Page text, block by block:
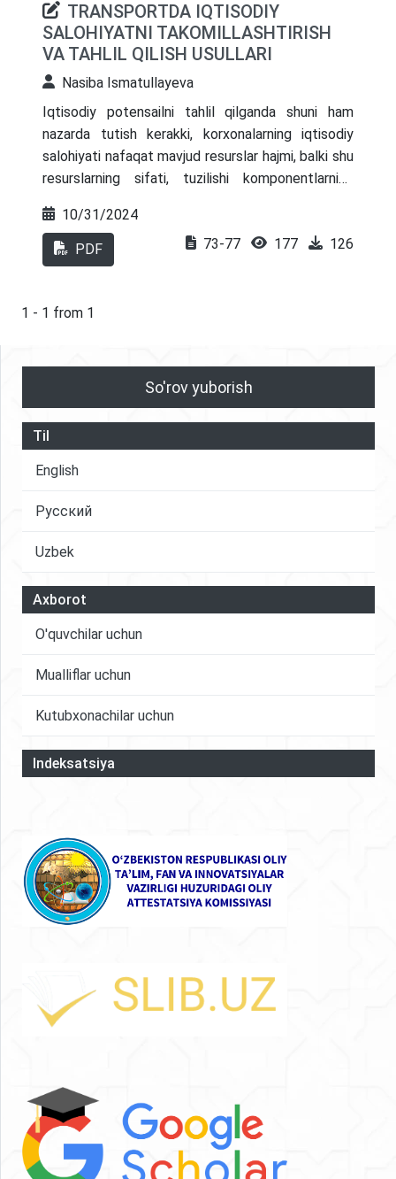
TRANSPORTDA IQTISODIY
SALOHIYATNI TAKOMILLASHTIRISH
VA TAHLIL QILISH USULLARI
Nasiba Ismatullayeva
Iqtisodiy potensailni tahlil qilganda shuni ham
nazarda tutish kerakki, korxonalarning iqtisodiy
salohiyati nafaqat mavjud resurslar hajmi, balki shu
resurslarning sifati, tuzilishi komponentlarning
bog’liq. Resurslarning sifat tarkibini yaxshilash
mavjud salohiyatni oshiradi, ulardan samarali
foydalanish boshqaruv qarorlarini mustahkamlaydi.
10/31/2024
PDF 73-77 177 126
1 - 1 from 1
So'rov yuborish
Til
English
Русский
Uzbek
Axborot
O'quvchilar uchun
Mualliflar uchun
Kutubxonachilar uchun
Indeksatsiya